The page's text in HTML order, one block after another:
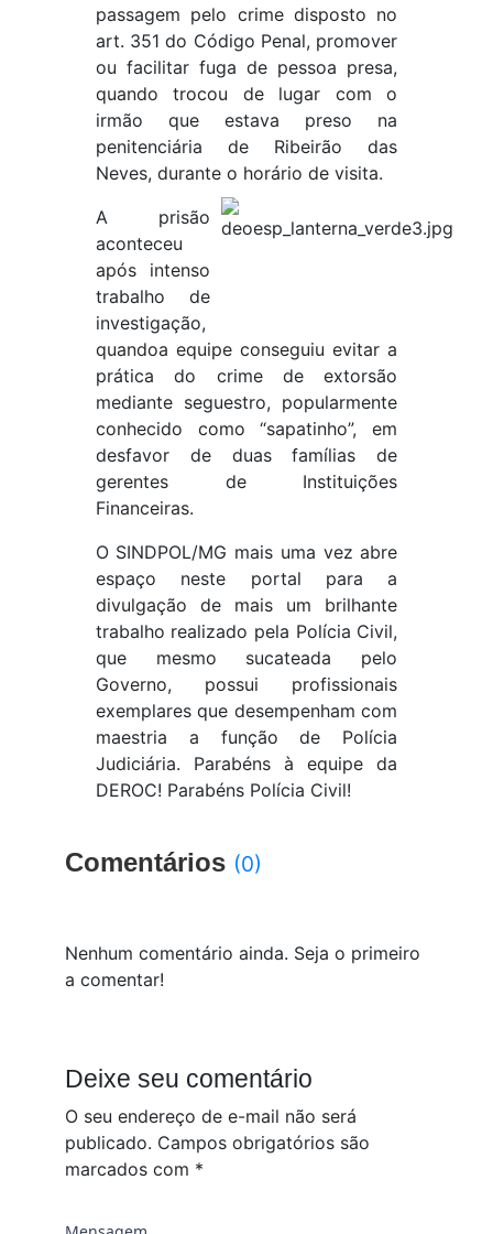
passagem pelo crime disposto no
art. 351 do Código Penal, promover
ou facilitar fuga de pessoa presa,
quando trocou de lugar com o
irmão que estava preso na
penitenciária de Ribeirão das
Neves, durante o horário de visita.
A prisão
aconteceu
após intenso
trabalho de
investigação,
quandoa equipe conseguiu evitar a
prática do crime de extorsão
mediante seguestro, popularmente
conhecido como “sapatinho”, em
desfavor de duas famílias de
gerentes de Instituições
Financeiras.
O SINDPOL/MG mais uma vez abre
espaço neste portal para a
divulgação de mais um brilhante
trabalho realizado pela Polícia Civil,
que mesmo sucateada pelo
Governo, possui profissionais
exemplares que desempenham com
maestria a função de Polícia
Judiciária. Parabéns à equipe da
DEROC! Parabéns Polícia Civil!
Comentários (0)
Nenhum comentário ainda. Seja o primeiro
a comentar!
Deixe seu comentário
O seu endereço de e-mail não será
publicado. Campos obrigatórios são
marcados com *